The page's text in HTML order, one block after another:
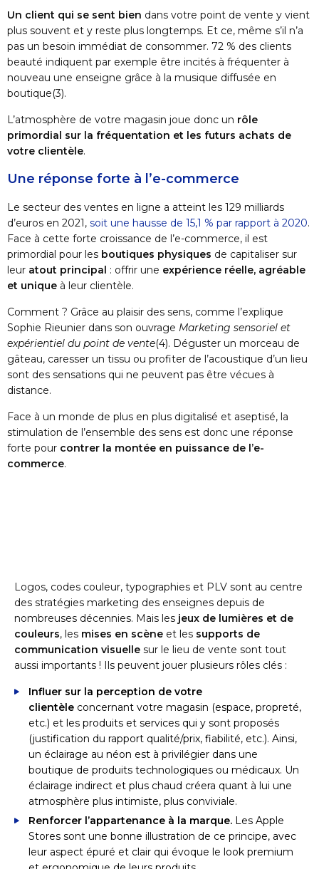
Un client qui se sent bien dans votre point de vente y vient
plus souvent et y reste plus longtemps. Et ce, même s’il n’a
pas un besoin immédiat de consommer. 72 % des clients
beauté indiquent par exemple être incités à fréquenter à
nouveau une enseigne grâce à la musique diffusée en
boutique(3).
L’atmosphère de votre magasin joue donc un rôle
primordial sur la fréquentation et les futurs achats de
votre clientèle.
Une réponse forte à l’e-commerce
Le secteur des ventes en ligne a atteint les 129 milliards
d’euros en 2021, soit une hausse de 15,1 % par rapport à 2020.
Face à cette forte croissance de l’e-commerce, il est
primordial pour les boutiques physiques de capitaliser sur
leur atout principal : offrir une expérience réelle, agréable
et unique à leur clientèle.
Comment ? Grâce au plaisir des sens, comme l’explique
Sophie Rieunier dans son ouvrage Marketing sensoriel et
expérientiel du point de vente(4). Déguster un morceau de
gâteau, caresser un tissu ou profiter de l’acoustique d’un lieu
sont des sensations qui ne peuvent pas être vécues à
distance.
Face à un monde de plus en plus digitalisé et aseptisé, la
stimulation de l’ensemble des sens est donc une réponse
forte pour contrer la montée en puissance de l’e-
commerce.
Logos, codes couleur, typographies et PLV sont au centre
des stratégies marketing des enseignes depuis de
nombreuses décennies. Mais les jeux de lumières et de
couleurs, les mises en scène et les supports de
communication visuelle sur le lieu de vente sont tout
aussi importants ! Ils peuvent jouer plusieurs rôles clés :
Influer sur la perception de votre
clientèle concernant votre magasin (espace, propreté,
etc.) et les produits et services qui y sont proposés
(justification du rapport qualité/prix, fiabilité, etc.). Ainsi,
un éclairage au néon est à privilégier dans une
boutique de produits technologiques ou médicaux. Un
éclairage indirect et plus chaud créera quant à lui une
atmosphère plus intimiste, plus conviviale.
Renforcer l’appartenance à la marque. Les Apple
Stores sont une bonne illustration de ce principe, avec
leur aspect épuré et clair qui évoque le look premium